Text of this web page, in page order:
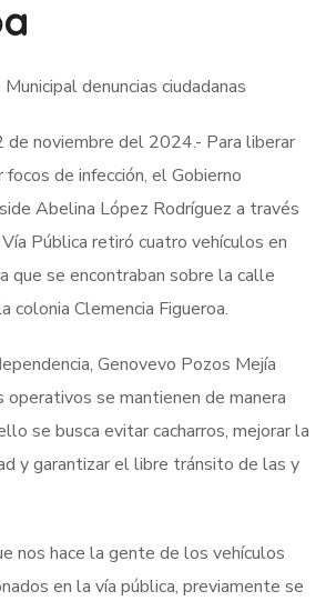
denuncias ciudadanas
de noviembre del 2024.- Para liberar
de infección, el Gobierno
Abelina López Rodríguez a través
Pública retiró cuatro vehículos en
que se encontraban sobre la calle
colonia Clemencia Figueroa.
Genovevo Pozos Mejía
se mantienen de manera
se busca evitar cacharros, mejorar la
y garantizar el libre tránsito de las y
nos hace la gente de los vehículos
en la vía pública, previamente se